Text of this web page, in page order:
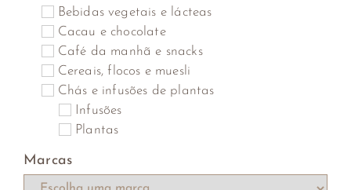
Bebidas vegetais e lácteas
Cacau e chocolate
Café da manhã e snacks
Cereais, flocos e muesli
Chás e infusões de plantas
Infusões
Plantas
Cogumelos, algas marinhas, algas secas e
rebentos
Marcas